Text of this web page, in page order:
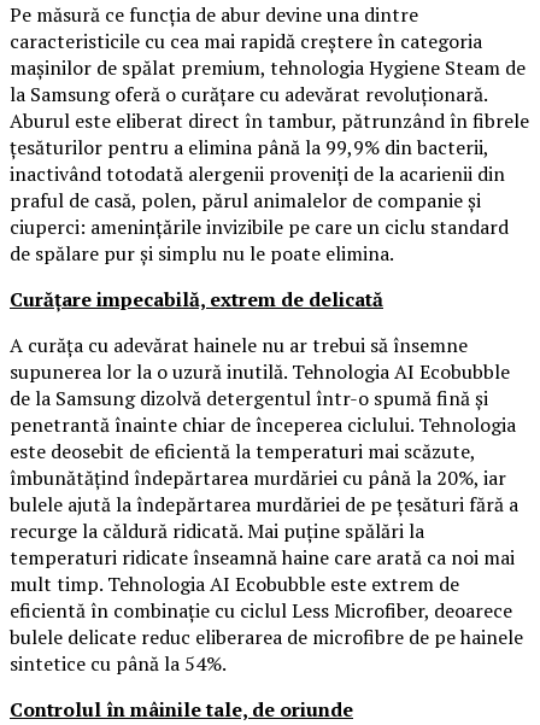
Pe măsură ce funcția de abur devine una dintre
caracteristicile cu cea mai rapidă creștere în categoria
mașinilor de spălat premium, tehnologia Hygiene Steam de
la Samsung oferă o curățare cu adevărat revoluționară.
Aburul este eliberat direct în tambur, pătrunzând în fibrele
țesăturilor pentru a elimina până la 99,9% din bacterii,
inactivând totodată alergenii proveniți de la acarienii din
praful de casă, polen, părul animalelor de companie și
ciuperci: amenințările invizibile pe care un ciclu standard
de spălare pur și simplu nu le poate elimina.
Curățare impecabilă, extrem de delicată
A curăța cu adevărat hainele nu ar trebui să însemne
supunerea lor la o uzură inutilă. Tehnologia AI Ecobubble
de la Samsung dizolvă detergentul într-o spumă fină și
penetrantă înainte chiar de începerea ciclului. Tehnologia
este deosebit de eficientă la temperaturi mai scăzute,
îmbunătățind îndepărtarea murdăriei cu până la 20%, iar
bulele ajută la îndepărtarea murdăriei de pe țesături fără a
recurge la căldură ridicată. Mai puține spălări la
temperaturi ridicate înseamnă haine care arată ca noi mai
mult timp. Tehnologia AI Ecobubble este extrem de
eficientă în combinație cu ciclul Less Microfiber, deoarece
bulele delicate reduc eliberarea de microfibre de pe hainele
sintetice cu până la 54%.
Controlul în mâinile tale, de oriunde